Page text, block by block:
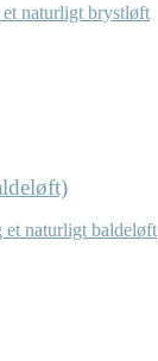
naturligt brystløft
et naturligt baldeløft